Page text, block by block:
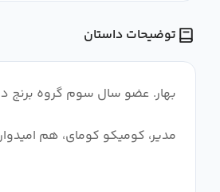
توضیحات داستان
بهار. عضو سال سوم گروه برنج
مدیر، کومیکو کومای، هم